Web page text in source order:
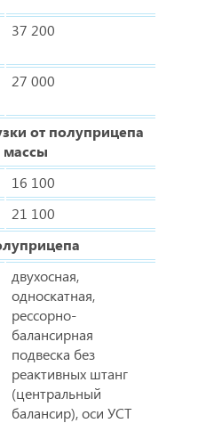
37 200
27 000
от полуприцепа
16 100
21 100
двухосная,
односкатная,
рессорно-
балансирная
подвеска без
реактивных штанг
(центральный
балансир), оси УСТ